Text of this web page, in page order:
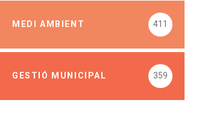
MEDI AMBIENT 411
GESTIÓ MUNICIPAL 359